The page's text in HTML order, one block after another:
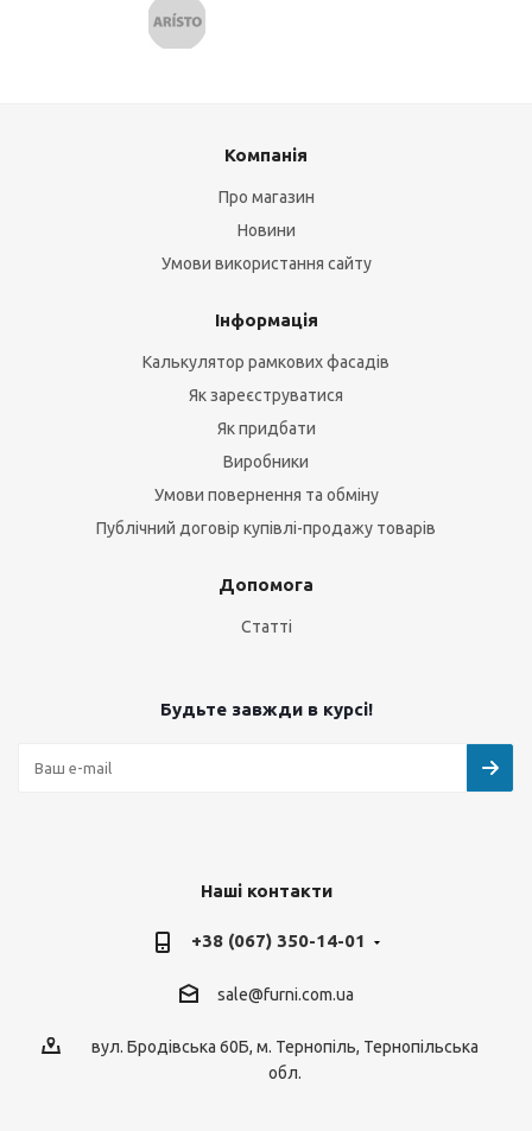
Компанія
Про магазин
Новини
Умови використання сайту
Інформація
Калькулятор рамкових фасадів
Як зареєструватися
Як придбати
Виробники
Умови повернення та обміну
Публічний договір купівлі-продажу товарів
Допомога
Статті
Будьте завжди в курсі!
Наші контакти
+38 (067) 350-14-01
sale@furni.com.ua
вул. Бродівська 60Б, м. Тернопіль, Тернопільська
обл.